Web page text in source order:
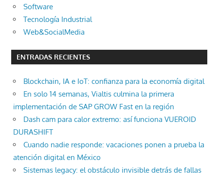
Software
Tecnología Industrial
Web&SocialMedia
ENTRADAS RECIENTES
Blockchain, IA e IoT: confianza para la economía digital
En solo 14 semanas, Vialtis culmina la primera
implementación de SAP GROW Fast en la región
Dash cam para calor extremo: así funciona VUEROID
DURASHIFT
Cuando nadie responde: vacaciones ponen a prueba la
atención digital en México
Sistemas legacy: el obstáculo invisible detrás de fallas